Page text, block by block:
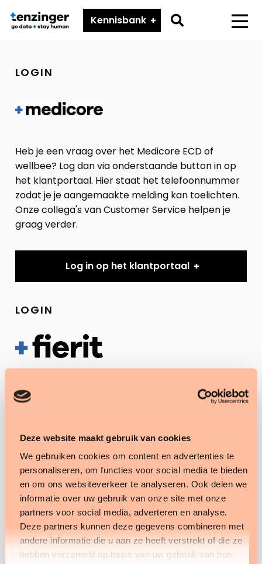
Deze website maakt gebruik van cookies
We gebruiken cookies om content en advertenties te
personaliseren, om functies voor social media te bieden
en om ons websiteverkeer te analyseren. Ook delen we
informatie over uw gebruik van onze site met onze
partners voor social media, adverteren en analyse.
Deze partners kunnen deze gegevens combineren met
andere informatie die u aan ze heeft verstrekt of die ze
hebben verzameld op basis van uw gebruik van hun
Tenzinger
Kennisbank
Go
LOGIN
Heb je een vraag over het Medicore ECD of
wellbee? Log dan via onderstaande button in op
het klantportaal. Hier staat het telefoonnummer
zodat je je aangemaakte melding kan toelichten.
Onze collega's van Customer Service helpen je
graag verder.
Log in op het klantportaal
LOGIN
Heb je een vraag over het Fierit ECD? Log dan via
onderstaande button in op het klantportaal. Onze
collega's van Customer Service helpen je graag
verder, zodat je snel weer door kan.
Log in op het klantportaal